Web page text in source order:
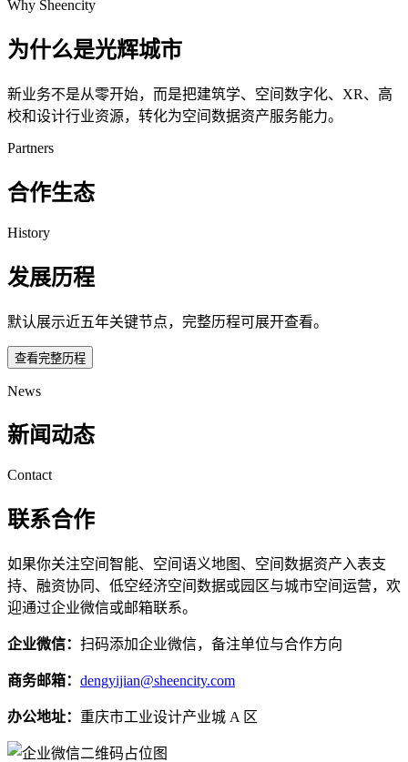
Why Sheencity
为什么是光辉城市
新业务不是从零开始，而是把建筑学、空间数字化、XR、高
校和设计行业资源，转化为空间数据资产服务能力。
Partners
合作生态
History
发展历程
默认展示近五年关键节点，完整历程可展开查看。
查看完整历程
News
新闻动态
Contact
联系合作
如果你关注空间智能、空间语义地图、空间数据资产入表支
持、融资协同、低空经济空间数据或园区与城市空间运营，欢
迎通过企业微信或邮箱联系。
企业微信： 扫码添加企业微信，备注单位与合作方向
商务邮箱： dengyijian@sheencity.com
办公地址： 重庆市工业设计产业城 A 区